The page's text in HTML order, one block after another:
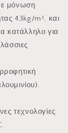
μόνωση
43kg/m³, και
κατάλληλο για
τεχνολογίες